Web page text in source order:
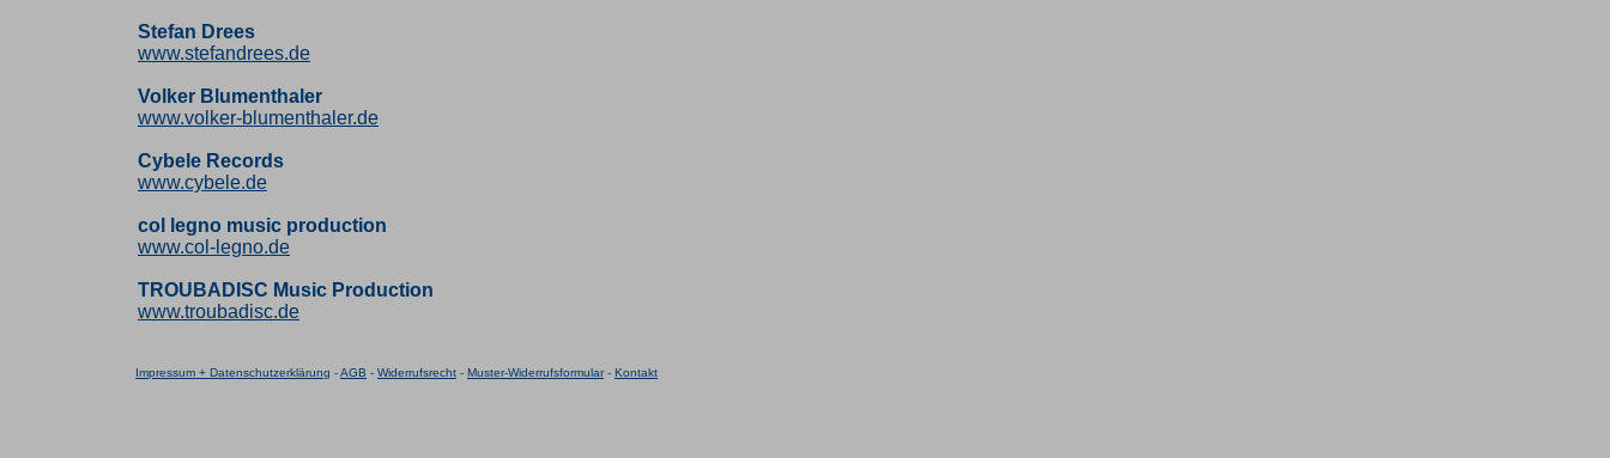
Stefan Drees
www.stefandrees.de
Volker Blumenthaler
www.volker-blumenthaler.de
Cybele Records
www.cybele.de
col legno music production
www.col-legno.de
TROUBADISC Music Production
www.troubadisc.de
Impressum + Datenschutzerklärung -AGB - Widerrufsrecht - Muster-Widerrufsformular- Kontakt